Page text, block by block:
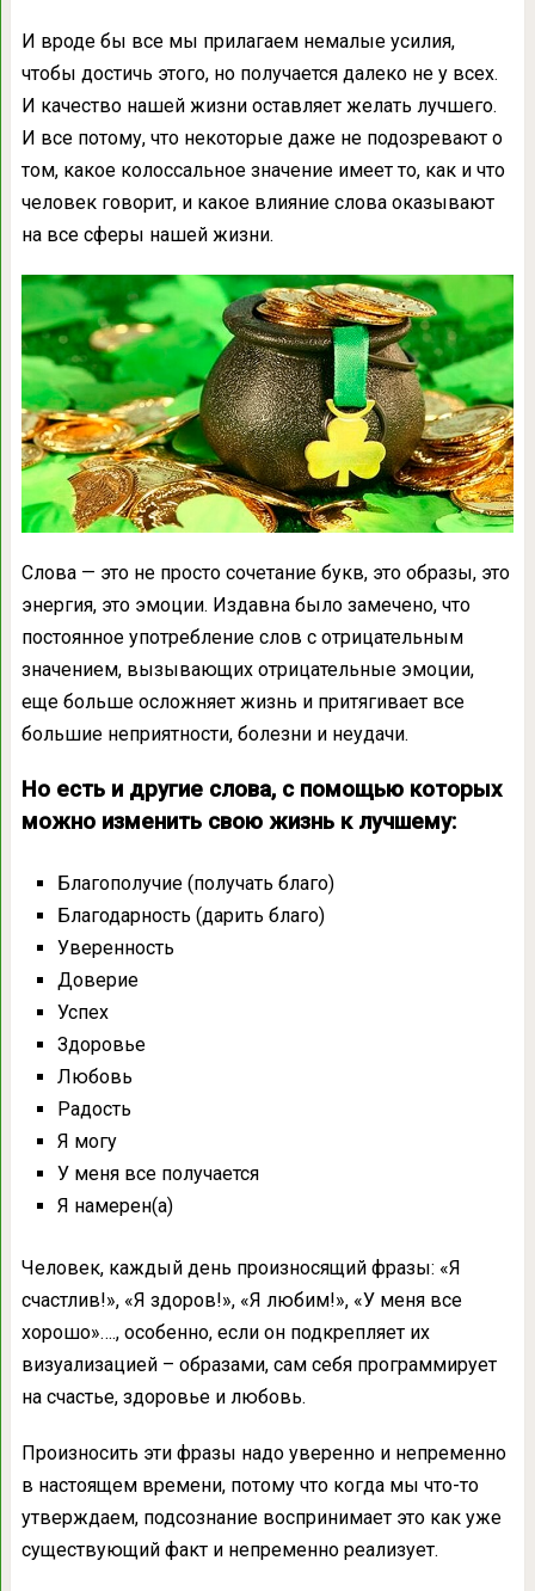
И вроде бы все мы прилагаем немалые усилия,
чтобы достичь этого, но получается далеко не у всех.
И качество нашей жизни оставляет желать лучшего.
И все потому, что некоторые даже не подозревают о
том, какое колоссальное значение имеет то, как и что
человек говорит, и какое влияние слова оказывают
на все сферы нашей жизни.
Слова — это не просто сочетание букв, это образы, это
энергия, это эмоции. Издавна было замечено, что
постоянное употребление слов с отрицательным
значением, вызывающих отрицательные эмоции,
еще больше осложняет жизнь и притягивает все
большие неприятности, болезни и неудачи.
Но есть и другие слова, с помощью которых
можно изменить свою жизнь к лучшему:
Благополучие (получать благо)
Благодарность (дарить благо)
Уверенность
Доверие
Успех
Здоровье
Любовь
Радость
Я могу
У меня все получается
Я намерен(а)
Человек, каждый день произносящий фразы: «Я
счастлив!», «Я здоров!», «Я любим!», «У меня все
хорошо»…., особенно, если он подкрепляет их
визуализацией – образами, сам себя программирует
на счастье, здоровье и любовь.
Произносить эти фразы надо уверенно и непременно
в настоящем времени, потому что когда мы что-то
утверждаем, подсознание воспринимает это как уже
существующий факт и непременно реализует.